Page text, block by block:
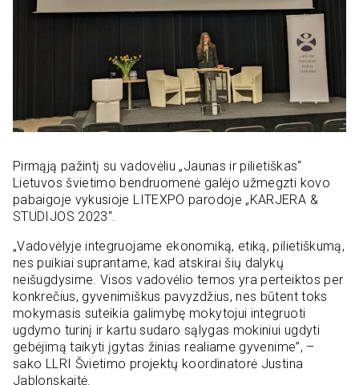
Pirmąją pažintį su vadovėliu „Jaunas ir pilietiškas“
Lietuvos švietimo bendruomenė galėjo užmegzti kovo
pabaigoje vykusioje LITEXPO parodoje „KARJERA &
STUDIJOS 2023“.
„Vadovėlyje integruojame ekonomiką, etiką, pilietiškumą,
nes puikiai suprantame, kad atskirai šių dalykų
neišugdysime. Visos vadovėlio temos yra perteiktos per
konkrečius, gyvenimiškus pavyzdžius, nes būtent toks
mokymasis suteikia galimybę mokytojui integruoti
ugdymo turinį ir kartu sudaro sąlygas mokiniui ugdyti
gebėjimą taikyti įgytas žinias realiame gyvenime”, –
sako LLRI Švietimo projektų koordinatorė Justina
Jablonskaitė.